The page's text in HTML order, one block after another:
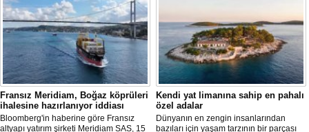
Fransız Meridiam, Boğaz köprüleri
ihalesine hazırlanıyor iddiası
Bloomberg'in haberine göre Fransız
altyapı yatırım şirketi Meridiam SAS, 15
Kendi yat limanına sahip en pahalı
özel adalar
Dünyanın en zengin insanlarından
bazıları için yaşam tarzının bir parçası